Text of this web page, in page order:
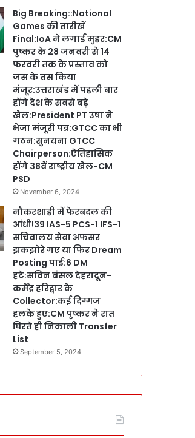
Big Breaking::National
Games की तारीखें
Final:IoA ने लगाईं मुहर:CM
पुष्कर के 28 जनवरी से 14
फरवरी तक के प्रस्ताव को
जस के तस किया
मंजूर:उत्तराखंड में पहली बार
होंगे देश के सबसे बड़े
खेल:President PT उषा ने
भेजा मंजूरी पत्र:GTCC का भी
गठन:सुनयना GTCC
Chairperson:ऐतिहासिक
होंगे 38वें राष्ट्रीय खेल-CM
PSD
November 6, 2024
नौकरशाही में फेरबदल की
आंधी!39 IAS-5 PCS-1 IFS-1
सचिवालय सेवा अफसर
झकझोरे गए या फिर Dream
Posting पाई:6 DM
हटे:सविन बंसल देहरादून-
कर्मेंद्र हरिद्वार के
Collector:कई दिग्गज
हलके हुए:CM पुष्कर ने रात
घिरते ही निकाली Transfer
List
September 5, 2024